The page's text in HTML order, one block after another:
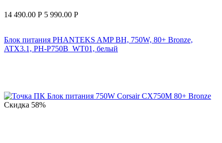
14 490.00 Р 5 990.00 Р
Блок питания PHANTEKS AMP BH, 750W, 80+ Bronze,
ATX3.1, PH-P750B_WT01, белый
Скидка 58%